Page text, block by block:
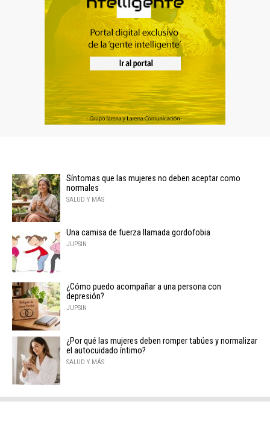
Síntomas que las mujeres no deben aceptar como
normales
SALUD Y MÁS
Una camisa de fuerza llamada gordofobia
JUPSIN
¿Cómo puedo acompañar a una persona con
depresión?
JUPSIN
¿Por qué las mujeres deben romper tabúes y normalizar
el autocuidado íntimo?
SALUD Y MÁS